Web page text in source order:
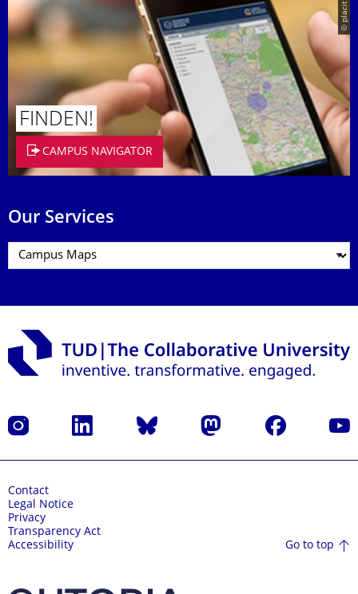
© placit
FINDEN!
CAMPUS NAVIGATOR
Our Services
Instagram LinkedIn Bluesky Mastodon Facebook
Contact
Legal Notice
Privacy
Transparency Act
Accessibility
Go to top